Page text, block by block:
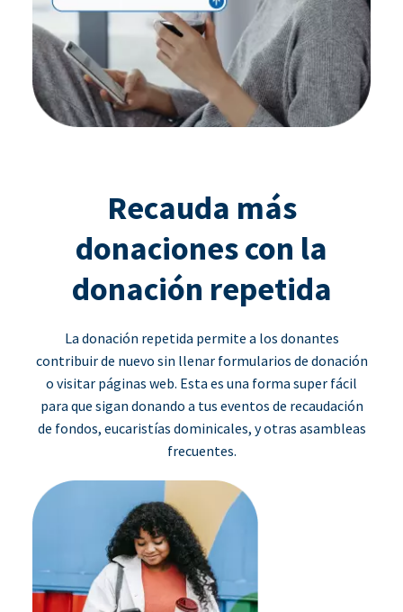
Recauda más
donaciones con la
donación repetida
La donación repetida permite a los donantes
contribuir de nuevo sin llenar formularios de donación
o visitar páginas web. Esta es una forma super fácil
para que sigan donando a tus eventos de recaudación
de fondos, eucaristías dominicales, y otras asambleas
frecuentes.